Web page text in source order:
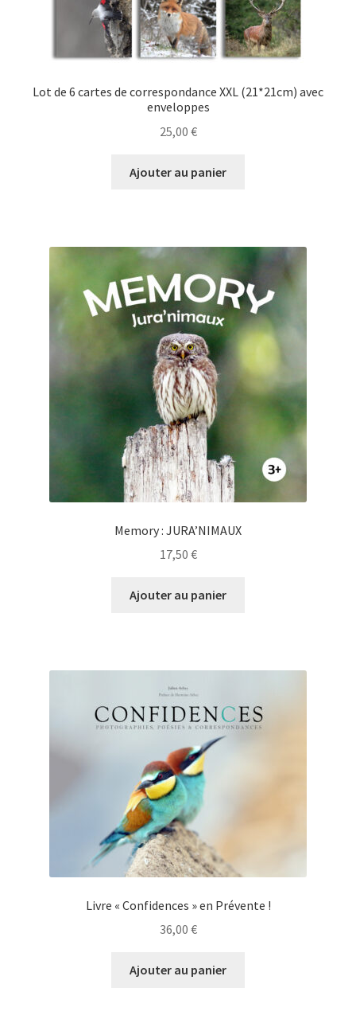
Lot de 6 cartes de correspondance XXL (21*21cm) avec
enveloppes
25,00 €
Ajouter au panier
Memory : JURA’NIMAUX
17,50 €
Ajouter au panier
Livre « Confidences » en Prévente !
36,00 €
Ajouter au panier